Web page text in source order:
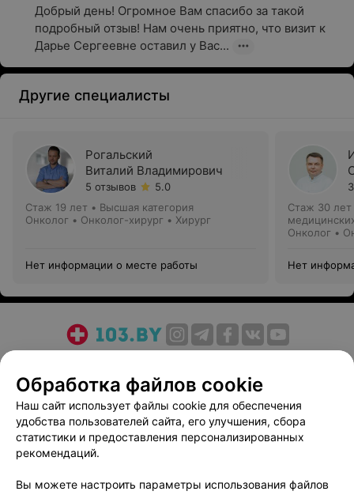
Добрый день! Огромное Вам спасибо за такой
подробный отзыв! Нам очень приятно, что визит к
Дарье Сергеевне оставил у Вас...
Другие специалисты
Рогальский
Виталий Владимирович
5 отзывов
5.0
Стаж 19 лет • Высшая категория
Онколог • Онколог-хирург • Хирург
Нет информации о месте работы
Стаж 30 лет
Онколог •
Нет
Медицинский маркетинг
Публичный договор
Пользовательское соглашение
Способы оплаты
Вакансии
Партнеры
Написать руководителю 103.by
Персональные настройки cookie
Обработка файлов cookie
Наш сайт использует файлы cookie для обеспечения
удобства пользователей сайта, его улучшения, сбора
статистики и предоставления персонализированных
рекомендаций.
Вы можете настроить параметры использования файлов